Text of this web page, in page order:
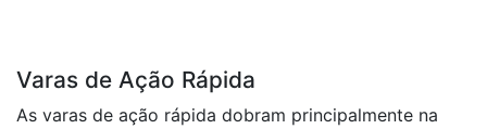
Varas de Ação Rápida
As varas de ação rápida dobram principalmente na